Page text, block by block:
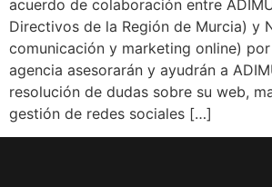
acuerdo de colaboración entre
Directivos de la Región de Murcia) y
comunicación y marketing online)
agencia asesorarán y ayudrán a
resolución de dudas sobre su web,
gestión de redes sociales […]